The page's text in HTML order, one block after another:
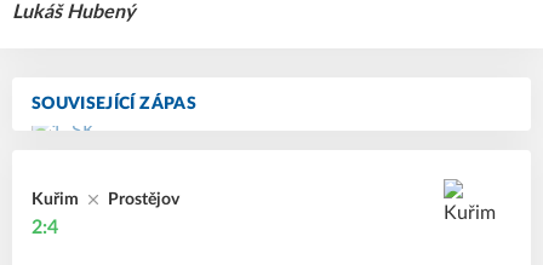
SOUVISEJÍCÍ ZÁPAS
Kuřim Prostějov
2:4
Lukáš Hubený